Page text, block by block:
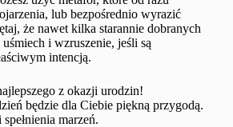
lub bezpośrednio wyrazić
że nawet kilka starannie dobranych
i wzruszenie, jeśli są
intencją.
z okazji urodzin!
będzie dla Ciebie piękną przygodą.
marzeń.